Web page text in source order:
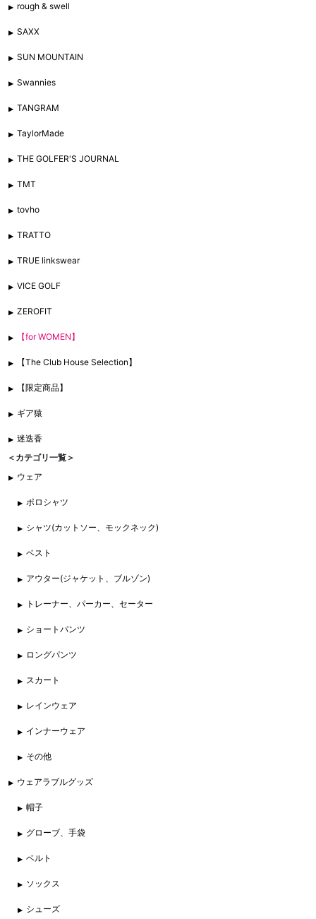
rough & swell
SAXX
SUN MOUNTAIN
Swannies
TANGRAM
TaylorMade
THE GOLFER'S JOURNAL
TMT
tovho
TRATTO
TRUE linkswear
VICE GOLF
ZEROFIT
【for WOMEN】
【The Club House Selection】
【限定商品】
ギア猿
迷迭香
＜カテゴリ一覧＞
ウェア
ポロシャツ
シャツ(カットソー、モックネック)
ベスト
アウター(ジャケット、ブルゾン)
トレーナー、パーカー、セーター
ショートパンツ
ロングパンツ
スカート
レインウェア
インナーウェア
その他
ウェアラブルグッズ
帽子
グローブ、手袋
ベルト
ソックス
シューズ